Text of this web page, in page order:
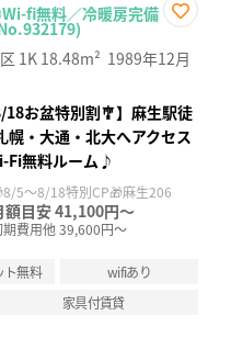
fi無料／冷暖房完備
に入
り登
1K 18.48m² 1989年12月
18お盆特別割🎐】麻生駅徒
幌・大通・北大へアクセス
Fi無料ルーム♪
5～8/18特別CP🎁麻生206
額目安 41,100円～
期費用他 39,600円～
ト無料
wifiあり
家具付賃貸